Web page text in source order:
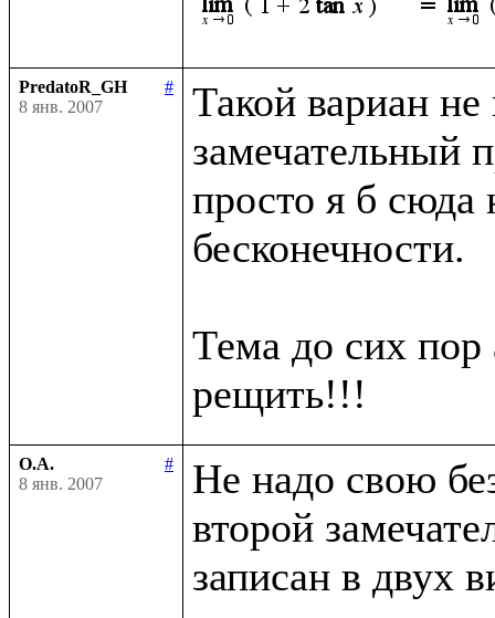
PredatoR_GH
#
8 янв. 2007
Такой вариан не
замечательный
просто я б сюда
бесконечности.
Тема до сих пор
О.А.
#
8 янв. 2007
Не надо свою
второй
записан в двух